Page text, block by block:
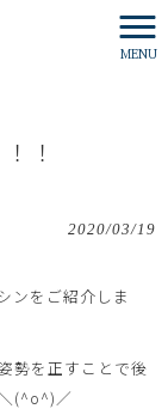
MENU
！
2020/03/19
ンをご紹介しま
勢を正すことで後
(^o^)／